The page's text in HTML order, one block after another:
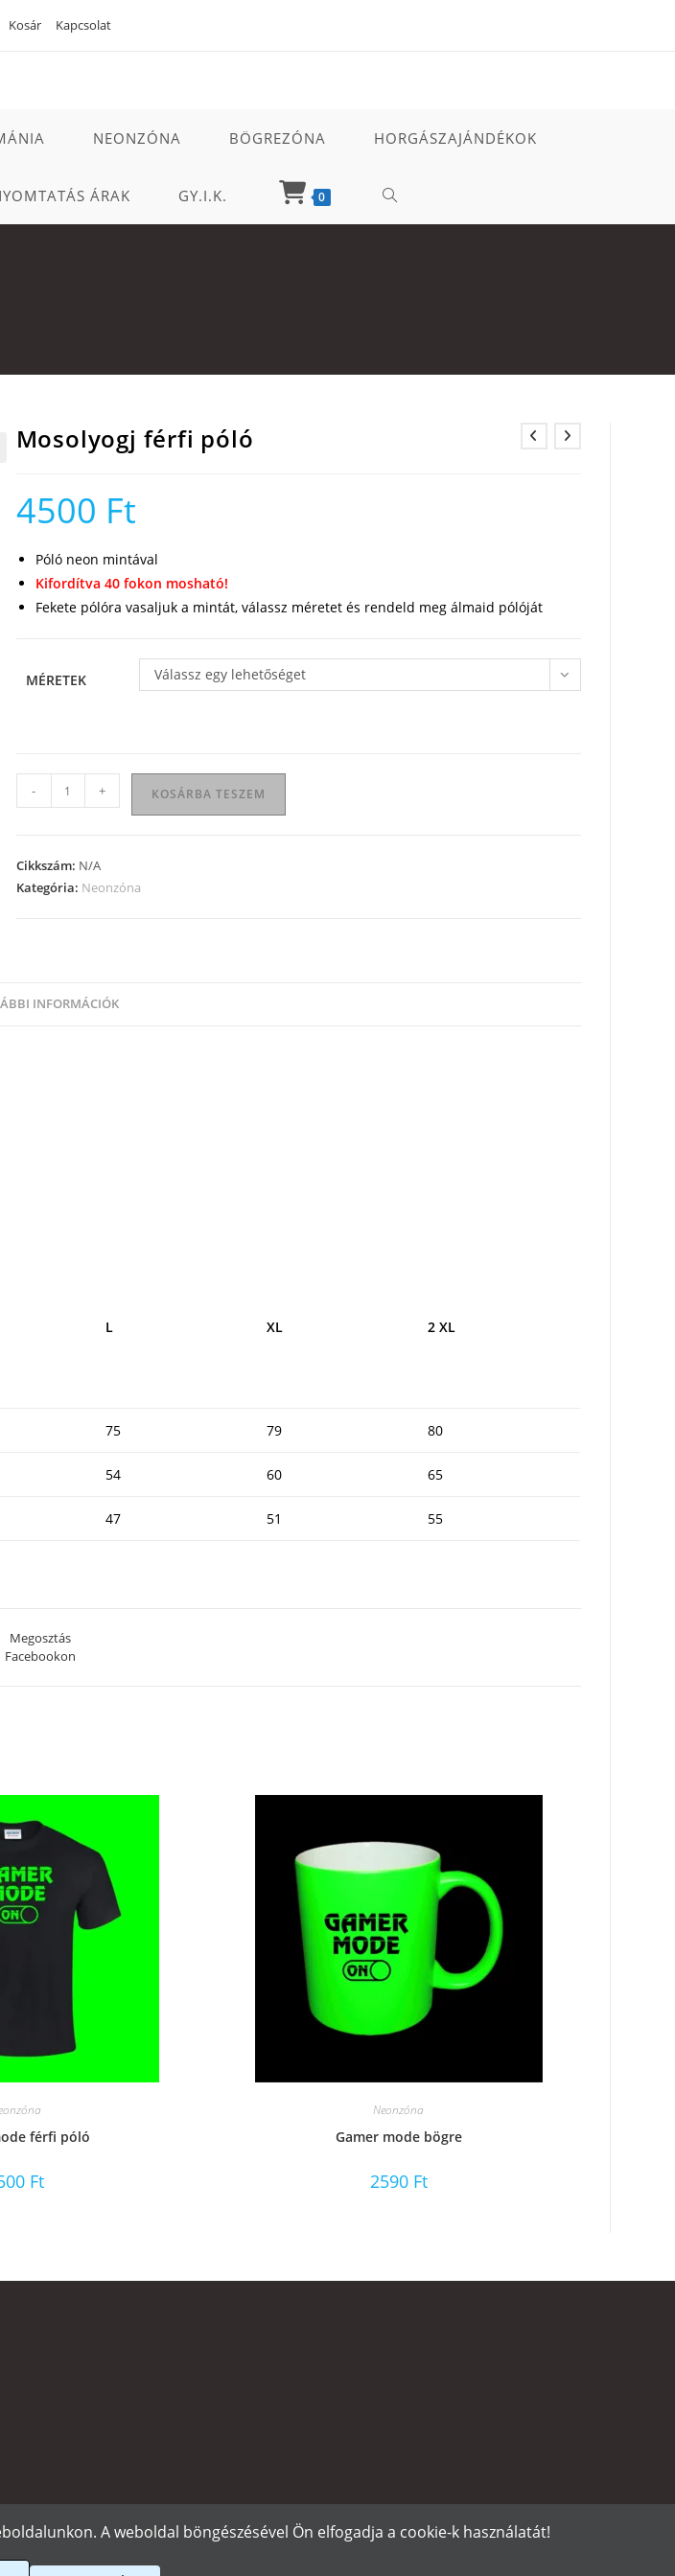
Kosár Kapcsolat
NEONZÓNA BÖGREZÓNA HORGÁSZAJÁNDÉKOK
ÁRAK GY.I.K. 0 TOGGLE
Mosolyogj férfi póló
4500 Ft
Póló neon mintával
Kifordítva 40 fokon mosható!
Fekete pólóra vasaljuk a mintát, válassz méretet és rendeld meg álmaid pólóját
MÉRETEK Válassz egy lehetőséget
Mosolyogj
férfi
mennyiség
- + KOSÁRBA TESZEM
Cikkszám: N/A
Kategória: Neonzóna
INFORMÁCIÓK
L XL 2 XL
75 79 80
54 60 65
47 51 55
Megosztás
Facebookon
férfi póló
Ft
Neonzóna
Gamer mode bögre
2590 Ft
A weboldal böngészésével Ön elfogadja a cookie-k használatát!